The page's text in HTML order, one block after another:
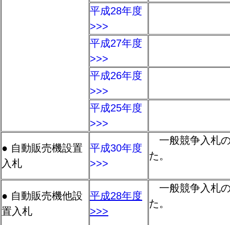
平成28年度
>>>
平成27年度
>>>
平成26年度
>>>
平成25年度
>>>
● 自動販売機設置
入札
平成30年度
>>>
一般競争入札
た。
● 自動販売機他設
置入札
平成28年度
>>>
一般競争入札
た。